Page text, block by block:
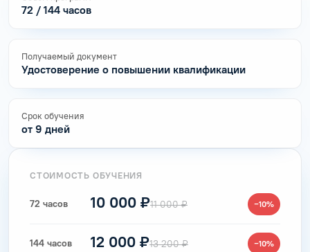
72 / 144 часов
Получаемый документ
Удостоверение о повышении квалификации
Срок обучения
от 9 дней
СТОИМОСТЬ ОБУЧЕНИЯ
72 часов 10 000 ₽11 000 ₽ −10%
144 часов 12 000 ₽13 200 ₽ −10%